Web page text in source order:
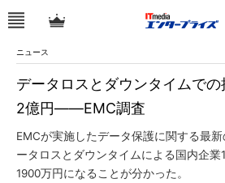
ニュース
データロスとダウンタイムで
2億円――EMC調査
EMCが実施したデータ保護に関する最
ータロスとダウンタイムによる国内企
1900万円になることが分かった。